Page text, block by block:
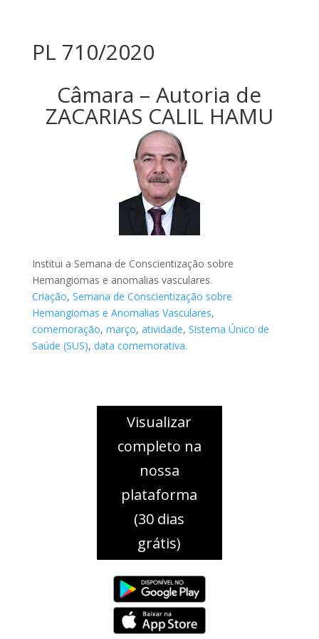
PL 710/2020
Câmara – Autoria de
ZACARIAS CALIL HAMU
Institui a Semana de Conscientização sobre
Hemangiomas e anomalias vasculares.
Criação, Semana de Conscientização sobre
Hemangiomas e Anomalias Vasculares,
comemoração, março, atividade, Sistema Único de
Saúde (SUS), data comemorativa.
Visualizar
completo na
nossa
plataforma
(30 dias
grátis)